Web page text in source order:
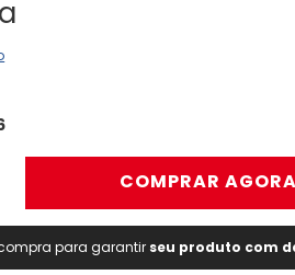
COMPRAR AGORA
para garantir seu produto com